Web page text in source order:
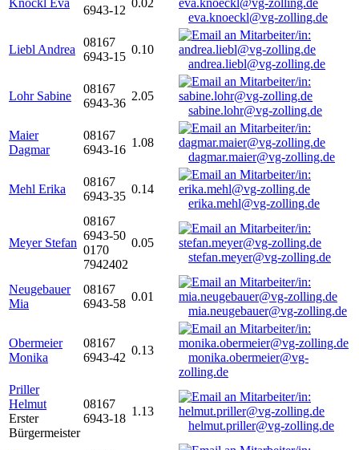
Knöckl Eva
6943-12
0.02
eva.knoeckl@vg-zolling.de
Liebl Andrea
08167
6943-15
0.10
andrea.liebl@vg-zolling.de
Lohr Sabine
08167
6943-36
2.05
sabine.lohr@vg-zolling.de
Maier
Dagmar
08167
6943-16
1.08
dagmar.maier@vg-zolling.de
Mehl Erika
08167
6943-35
0.14
erika.mehl@vg-zolling.de
Meyer Stefan
08167
6943-50
0170
7942402
0.05
stefan.meyer@vg-zolling.de
Neugebauer
Mia
08167
6943-58
0.01
mia.neugebauer@vg-zolling.de
Obermeier
Monika
08167
6943-42
0.13
monika.obermeier@vg-
zolling.de
Priller
Helmut
Erster
Bürgermeister
08167
6943-18
1.13
helmut.priller@vg-zolling.de